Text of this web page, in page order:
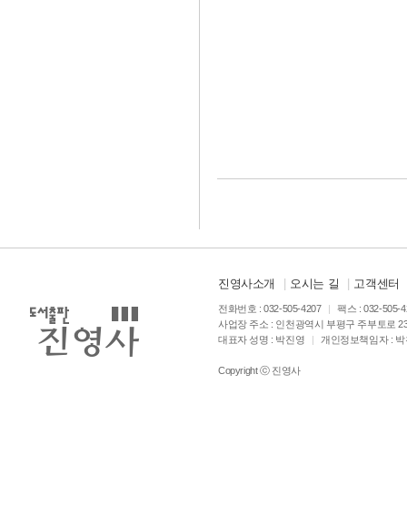
진영사소개 오시는 길 고객센터
전화번호 : 032-505-4207 |
팩스 : 032-505-
사업장 주소 : 인천광역시 부평구 주부토로
대표자 성명 : 박진영
| 개인정보책임자 :
Copyright ⓒ 진영사